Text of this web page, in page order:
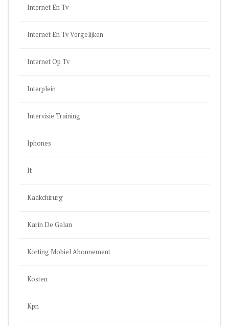
Internet En Tv
Internet En Tv Vergelijken
Internet Op Tv
Interplein
Intervisie Training
Iphones
It
Kaakchirurg
Karin De Galan
Korting Mobiel Abonnement
Kosten
Kpn